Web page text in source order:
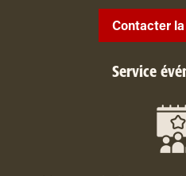
Contacter
Service